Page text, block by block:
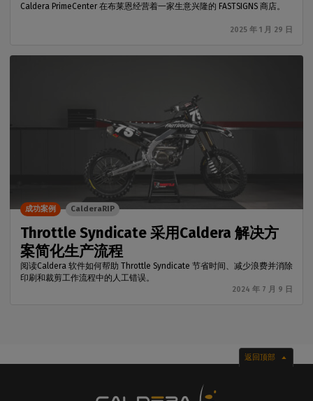
Caldera PrimeCenter 在布莱恩经营着一家生意兴隆的 FASTSIGNS 商店。
2025 年 1 月 29 日
Throttle Syndicate 采用Caldera 解决方
案简化生产流程
阅读Caldera 软件如何帮助 Throttle Syndicate 节省时间、减少浪费并消除
印刷和裁剪工作流程中的人工错误。
2024 年 7 月 9 日
成功案例 CalderaRIP
返回顶部